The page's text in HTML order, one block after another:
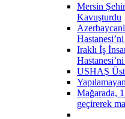
Mersin
Kavuşturdu
Iraklı İş
USHAŞ
Mağarada,
geçirerek